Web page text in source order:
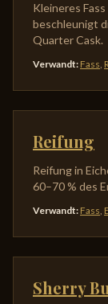
Kleineres
beschleunigt
Quarter Cask.
Verwandt: Fass,
Reifung
Reifung in
60–70 % des
Verwandt: Fass,
Sherry